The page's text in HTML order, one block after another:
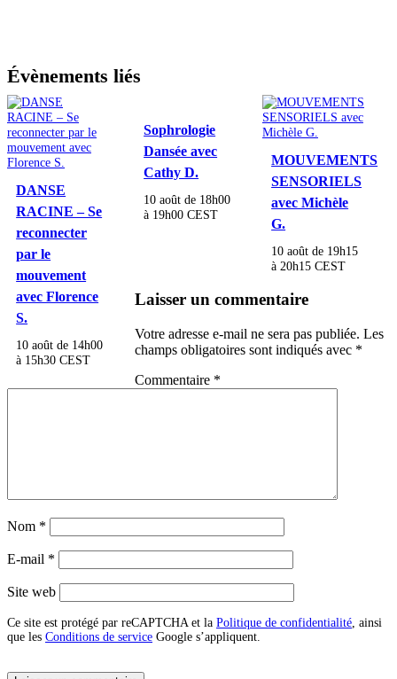
Évènements liés
DANSE
RACINE – Se
reconnecter
par le
mouvement
avec Florence
S.
10 août de 14h00
à 15h30 CEST
Sophrologie
Dansée avec
Cathy D.
10 août de 18h00
à 19h00 CEST
MOUVEMENTS
SENSORIELS
avec Michèle
G.
10 août de 19h15
à 20h15 CEST
Laisser un commentaire
Votre adresse e-mail ne sera pas publiée. Les
champs obligatoires sont indiqués avec *
Commentaire *
Nom *
E-mail *
Site web
Ce site est protégé par reCAPTCHA et la Politique de confidentialité, ainsi
que les Conditions de service Google s’appliquent.